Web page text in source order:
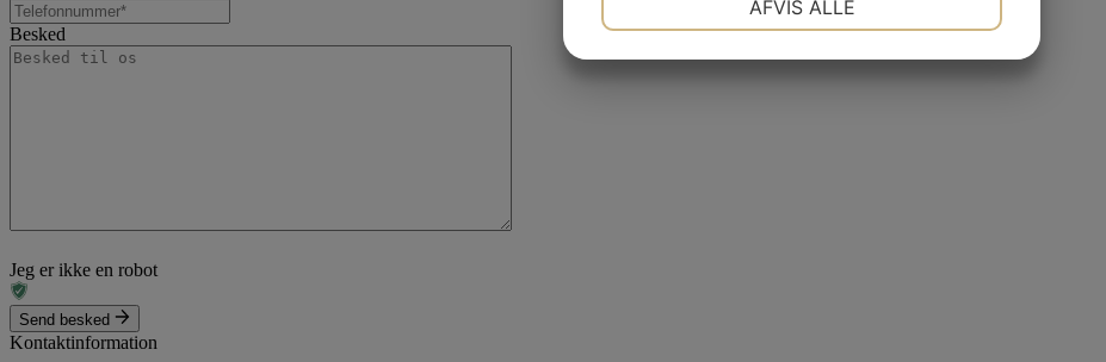
Besked
Jeg er ikke en robot
Send besked
Kontaktinformation
AFVIS ALLE